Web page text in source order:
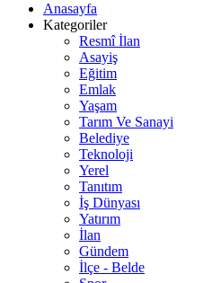
Anasayfa
Kategoriler
Resmî İlan
Asayiş
Eğitim
Emlak
Yaşam
Tarım Ve Sanayi
Belediye
Teknoloji
Yerel
Tanıtım
İş Dünyası
Yatırım
İlan
Gündem
İlçe - Belde